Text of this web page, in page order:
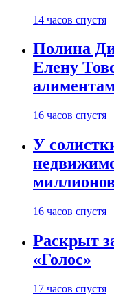
14 часов спустя
Полина
Елену
16 часов спустя
У
16 часов спустя
Раскрыт
«Голос»
17 часов спустя